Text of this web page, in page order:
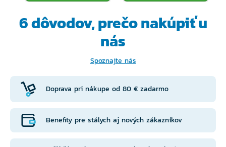
6 dôvodov, prečonakúpiť u
nás
Spoznajte nás
Doprava pri nákupe od 80 € zadarmo
Benefity pre stálych aj nových zákazníkov